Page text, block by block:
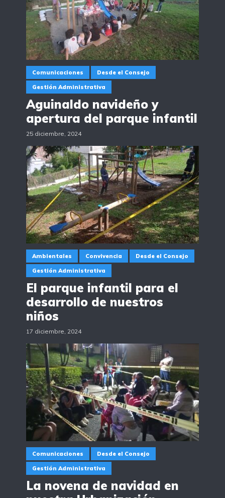
Comunicaciones Desde el Consejo
Gestión Administrativa
Aguinaldo navideño y
apertura del parque infantil
25 diciembre, 2024
Ambientales Convivencia Desde el Consejo
Gestión Administrativa
El parque infantil para el
desarrollo de nuestros
niños
17 diciembre, 2024
Comunicaciones Desde el Consejo
Gestión Administrativa
La novena de navidad en